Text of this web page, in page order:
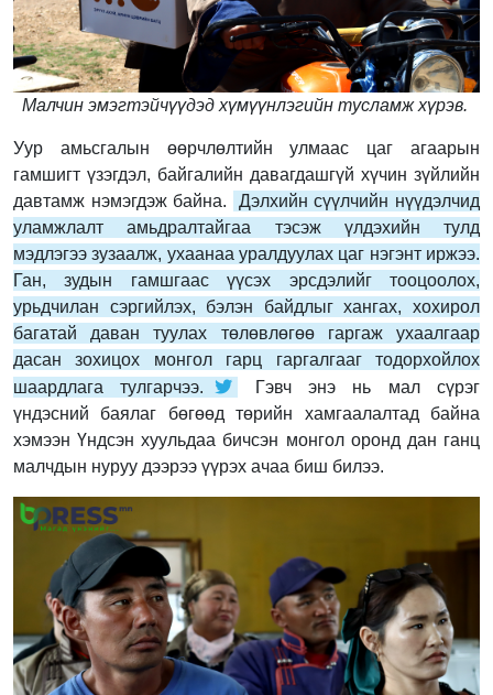
Малчин эмэгтэйчүүдэд хүмүүнлэгийн тусламж хүрэв.
Уур амьсгалын өөрчлөлтийн улмаас цаг агаарын
гамшигт үзэгдэл, байгалийн давагдашгүй хүчин зүйлийн
давтамж нэмэгдэж байна.
Дэлхийн сүүлчийн нүүдэлчид
уламжлалт амьдралтайгаа тэсэж үлдэхийн тулд
мэдлэгээ зузаалж, ухаанаа уралдуулах цаг нэгэнт иржээ.
Ган, зудын гамшгаас үүсэх эрсдэлийг тооцоолох,
урьдчилан сэргийлэх, бэлэн байдлыг хангах, хохирол
багатай даван туулах төлөвлөгөө гаргаж ухаалгаар
дасан зохицох монгол гарц гаргалгааг тодорхойлох
шаардлага тулгарчээ.
Гэвч энэ нь мал сүрэг
үндэсний баялаг бөгөөд төрийн хамгаалалтад байна
хэмээн Үндсэн хуульдаа бичсэн монгол оронд дан ганц
малчдын нуруу дээрээ үүрэх ачаа биш билээ.